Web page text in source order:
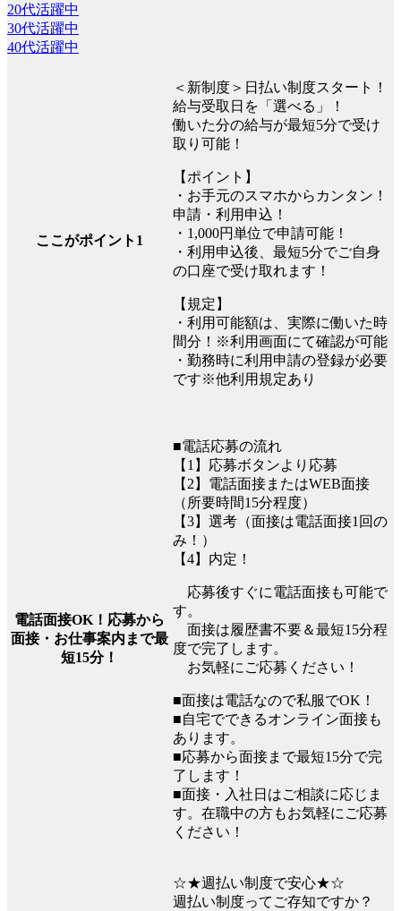
20代活躍中
30代活躍中
40代活躍中
ここがポイント1
＜新制度＞日払い制度スタート！
給与受取日を「選べる」！
働いた分の給与が最短5分で受け
取り可能！
【ポイント】
・お手元のスマホからカンタン！
申請・利用申込！
・1,000円単位で申請可能！
・利用申込後、最短5分でご自身
の口座で受け取れます！
【規定】
・利用可能額は、実際に働いた時
間分！※利用画面にて確認が可能
・勤務時に利用申請の登録が必要
です※他利用規定あり
電話面接OK！応募から
面接・お仕事案内まで最
短15分！
■電話応募の流れ
【1】応募ボタンより応募
【2】電話面接またはWEB面接
（所要時間15分程度）
【3】選考（面接は電話面接1回の
み！）
【4】内定！
応募後すぐに電話面接も可能で
す。
面接は履歴書不要＆最短15分程
度で完了します。
お気軽にご応募ください！
■面接は電話なので私服でOK！
■自宅でできるオンライン面接も
あります。
■応募から面接まで最短15分で完
了します！
■面接・入社日はご相談に応じま
す。在職中の方もお気軽にご応募
ください！
☆★週払い制度で安心★☆
週払い制度ってご存知ですか？